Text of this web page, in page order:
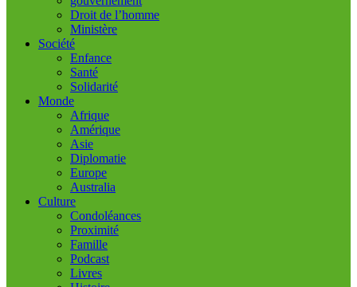
Droit de l’homme
Ministère
Société
Enfance
Santé
Solidarité
Monde
Afrique
Amérique
Asie
Diplomatie
Europe
Australia
Culture
Condoléances
Proximité
Famille
Podcast
Livres